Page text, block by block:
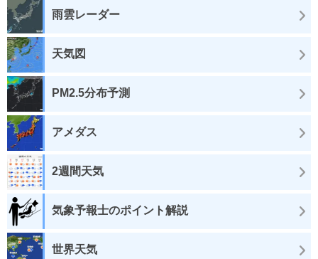
雨雲レーダー
天気図
PM2.5分布予測
アメダス
2週間天気
気象予報士のポイント解説
世界天気